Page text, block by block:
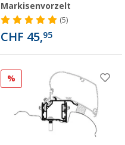
Markisenvorzelt
(5)
CHF 45,95
%